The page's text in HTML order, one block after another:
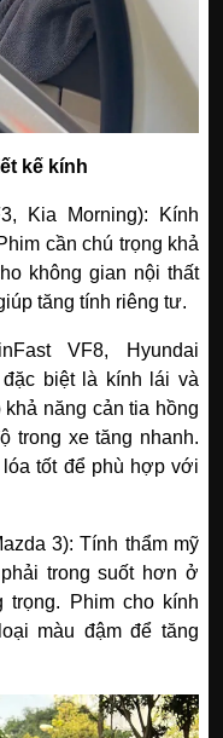
kế kính
Kia Morning): Kính
cần chú trọng khả
không gian nội thất
tăng tính riêng tư.
VF8, Hyundai
biệt là kính lái và
năng cản tia hồng
trong xe tăng nhanh.
tốt để phù hợp với
3): Tính thẩm mỹ
trong suốt hơn ở
Phim cho kính
màu đậm để tăng